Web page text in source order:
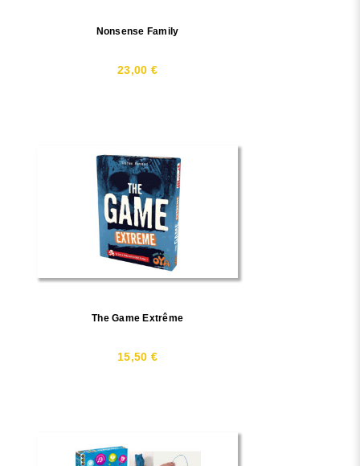
Nonsense Family
23,00 €
The Game Extrême
15,50 €